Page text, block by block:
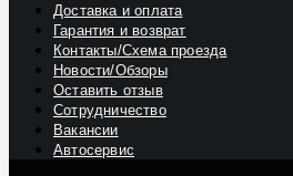
Доставка и оплата
Гарантия и возврат
Контакты/Схема проезда
Новости/Обзоры
Оставить отзыв
Сотрудничество
Вакансии
Автосервис